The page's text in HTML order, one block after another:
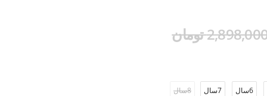
تومان
6سال 7سال 8سال